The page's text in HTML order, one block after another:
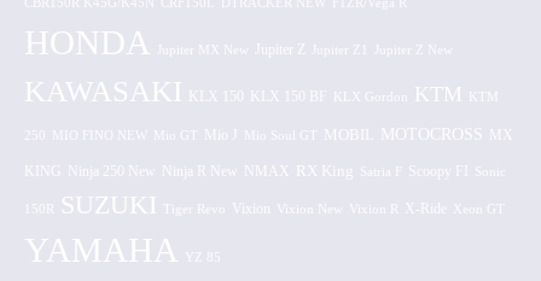
HONDA Jupiter MX New Jupiter Z
KAWASAKI KLX 150 KLX 150 BF KLX Gordon KTM KTM
250 MIO FINO NEW Mio GT Mio J Mio Soul GT MOBIL MOTOCROSS MX
KING Ninja 250 New Ninja R New NMAX RX King Satria F Scoopy FI Sonic
150R SUZUKI Tiger Revo Vixion Vixion New Vixion R X-Ride Xeon GT
YAMAHA YZ 85